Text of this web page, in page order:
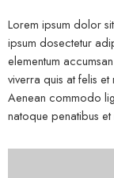
Lorem ipsum dolor
ipsum dosectetur
elementum
viverra quis at felis
Aenean commodo
natoque penatibus